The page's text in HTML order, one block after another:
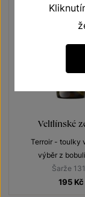
Veltlínské
Terroir - toulky
výběr z
Šarže
195 Kč